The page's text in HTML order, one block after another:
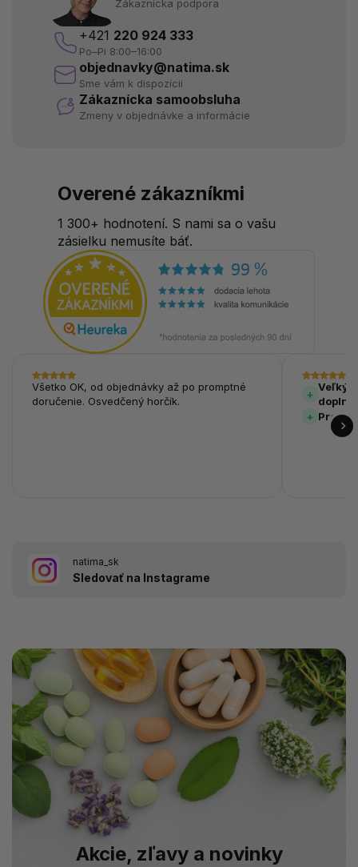
Zákaznícka podpora
+421 220 924 333
Po–Pi 8:00–16:00
objednavky@natima.sk
Sme vám k dispozícii
Zákaznícka samoobsluha
Zmeny v objednávke a informácie
Overené zákazníkmi
1 300+ hodnotení. S nami sa o vašu
zásielku nemusíte báť.
Všetko OK, od objednávky až po promptné
doručenie. Osvedčený horčík.
Veľký
natima_sk
Sledovať na Instagrame
Akcie, zľavy a novinky